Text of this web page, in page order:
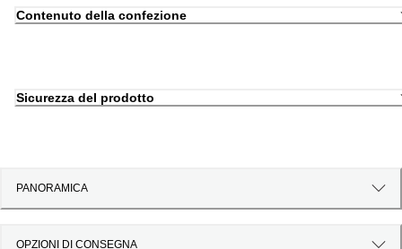
Contenuto della confezione
Sicurezza del prodotto
PANORAMICA
OPZIONI DI CONSEGNA